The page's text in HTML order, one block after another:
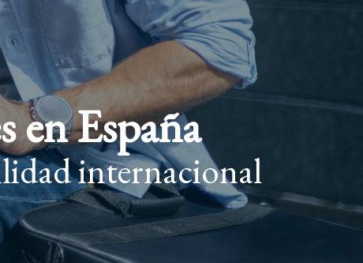
en España
internacional